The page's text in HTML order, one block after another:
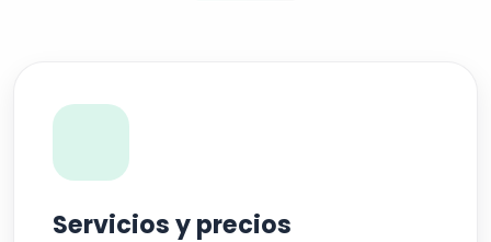
Servicios y precios